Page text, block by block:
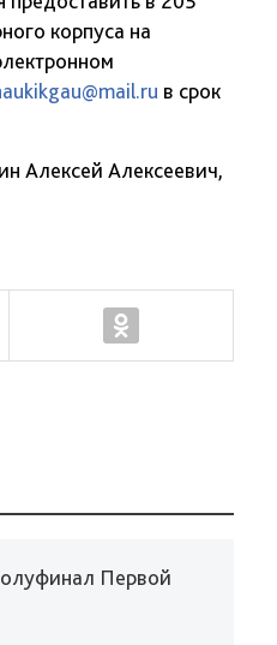
корпуса на
в срок
Алексей Алексеевич,
Первой